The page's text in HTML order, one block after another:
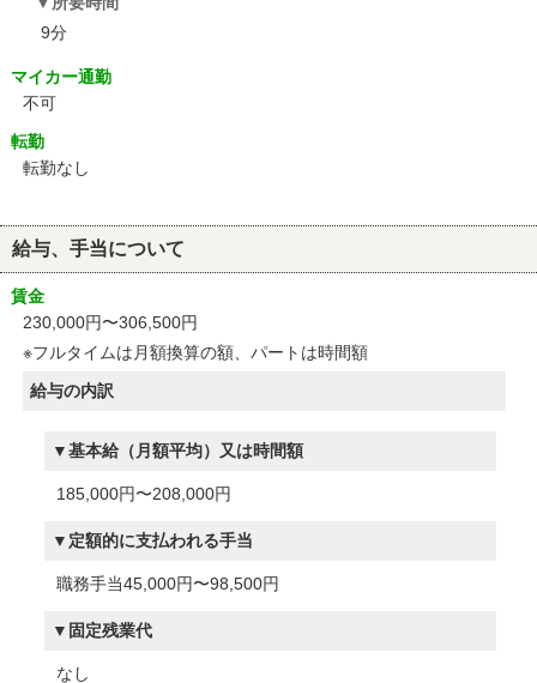
9分
マイカー通勤
不可
転勤
転勤なし
給与、手当について
賃金
230,000円〜306,500円
※フルタイムは月額換算の額、パートは時間額
給与の内訳
基本給（月額平均）又は時間額
185,000円〜208,000円
定額的に支払われる手当
職務手当45,000円〜98,500円
固定残業代
なし